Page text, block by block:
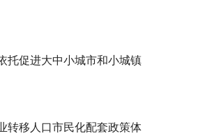
托促进大中小城市和小城镇
转移人口市民化配套政策体